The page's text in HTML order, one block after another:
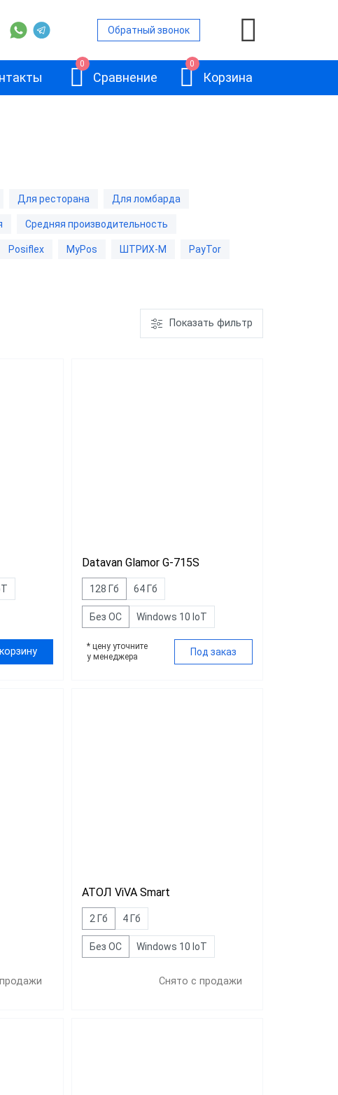
Обратный звонок
0
Сравнение
0
Корзина
ОС
Для ресторана Для ломбарда
Средняя производительность
Posiflex MyPos ШТРИХ-М PayTor
Показать фильтр
Datavan Glamor G-715S
128 Гб 64 Гб
Без ОС Windows 10 IoT
* цену уточните
у менеджера
Под заказ
АТОЛ ViVA Smart
2 Гб 4 Гб
Без ОС Windows 10 IoT
Снято с продажи